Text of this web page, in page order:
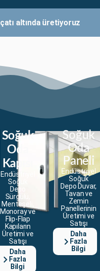
altında üretiyoruz!
Soğuk
Oda
Paneli
Endüstriyel
Soğuk
Depo Duvar,
Tavan ve
Zemin
Panellerinin
Üretimi ve
Satışı
Daha
Fazla
Bilgi
Soğuk
Oda
Kapısı
Endüstriyel
Soğuk
Depo
Sürgülü,
Menteşeli,
Monoray ve
Flip-Flap
Kapıların
Üretimi ve
Satışı
Daha
Fazla
Bilgi